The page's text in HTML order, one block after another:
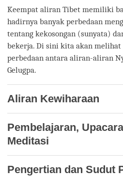
Keempat aliran Tibet memiliki
hadirnya banyak perbedaan
tentang kekosongan (sunyata)
bekerja. Di sini kita akan melihat
perbedaan antara aliran-aliran
Gelugpa.
Aliran Kewiharaan
Pembelajaran,
Meditasi
Pengertian dan Sudut